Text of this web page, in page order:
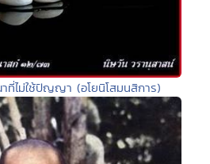
ที่ไม่ใช้ปัญญา (อโยนิโสมนสิการ)